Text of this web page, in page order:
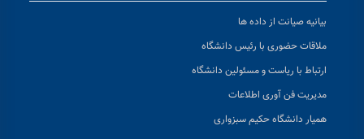
بیانیه صیانت از داده ها
ملاقات حضوری با رئیس دانشگاه
ارتباط با ریاست و مسئولین دانشگاه
مدیریت فن آوری اطلاعات
همیار دانشگاه حکیم سبزواری